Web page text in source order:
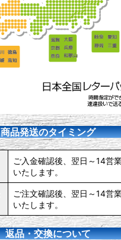
商品発送のタイミング
ご入金確認後、翌日～14営
いたします。
ご注文確認後、翌日～14営
いたします。
返品・交換について